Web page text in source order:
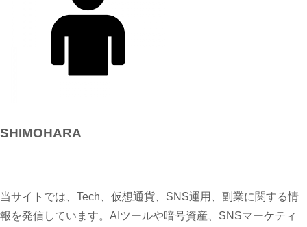
SHIMOHARA
当サイトでは、Tech、仮想通貨、SNS運用、副業に関する情
報を発信しています。AIツールや暗号資産、SNSマーケティ